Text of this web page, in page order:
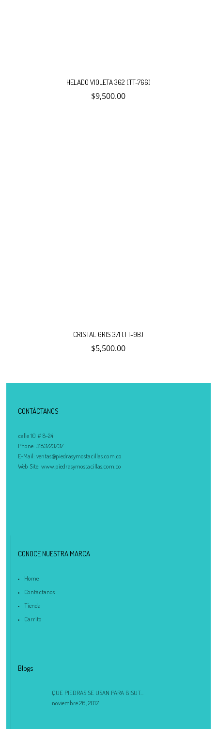
HELADO VIOLETA 362 (TT-766)
$9,500.00
CRISTAL GRIS 371 (TT-9B)
$5,500.00
CONTÁCTANOS
calle 10 # 8-24
Phone: 3183723737
E-Mail: ventas@piedrasymostacillas.com.co
Web Site: www.piedrasymostacillas.com.co
CONOCE NUESTRA MARCA
Home
Contáctanos
Tienda
Carrito
Blogs
QUE PIEDRAS SE USAN PARA BISUT...
noviembre 26, 2017